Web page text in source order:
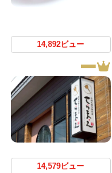
14,892ビュー
14,579ビュー